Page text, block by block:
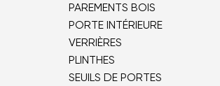
PAREMENTS BOIS
PORTE INTÉRIEURE
VERRIÈRES
PLINTHES
SEUILS DE PORTES